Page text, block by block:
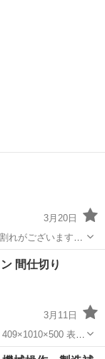
3月20日
れがございます。
ありません
間仕切り
3月11日
表面
いだったと思います！